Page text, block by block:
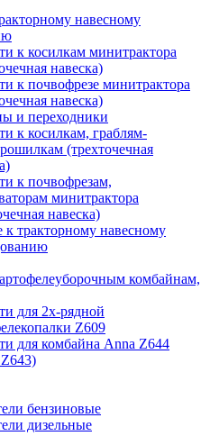
навесному
к косилкам минитрактора
навеска)
к почвофрезе минитрактора
навеска)
и переходники
к косилкам, граблям-
(трехточечная
к почвофрезам,
минитрактора
навеска)
к тракторному навесному
комбайнам,
для 2х-рядной
Z609
для комбайна Anna Z644
бензиновые
дизельные